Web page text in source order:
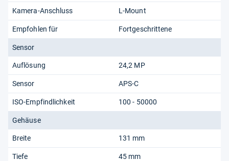
Kamera-Anschluss L-Mount
Empfohlen für Fortgeschrittene
Sensor
Auflösung 24,2 MP
Sensor APS-C
ISO-Empfindlichkeit 100 - 50000
Gehäuse
Breite 131 mm
Tiefe 45 mm